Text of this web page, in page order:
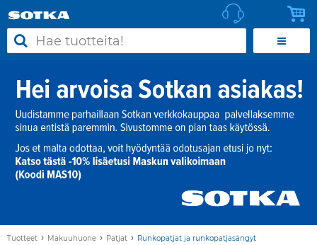
Tuotteet › Makuuhuone › Patjat › Runkopatjat ja runkopatjasängyt